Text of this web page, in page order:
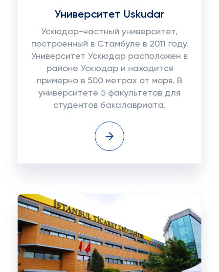
Университет Uskudar
Ускюдар-частный университет,
построенный в Стамбуле в 2011 году.
Университет Ускюдар расположен в
районе Ускюдар и находится
примерно в 500 метрах от моря. В
университете 5 факультетов для
студентов бакалавриата.